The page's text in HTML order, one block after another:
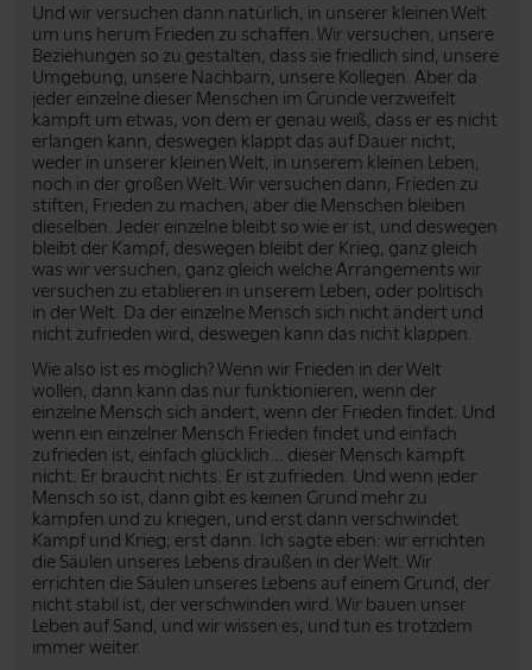
Und wir versuchen dann natürlich, in unserer kleinen Welt
um uns herum Frieden zu schaffen. Wir versuchen, unsere
Beziehungen so zu gestalten, dass sie friedlich sind, unsere
Umgebung, unsere Nachbarn, unsere Kollegen. Aber da
jeder einzelne dieser Menschen im Grunde verzweifelt
kämpft um etwas, von dem er genau weiß, dass er es nicht
erlangen kann, deswegen klappt das auf Dauer nicht,
weder in unserer kleinen Welt, in unserem kleinen Leben,
noch in der großen Welt. Wir versuchen dann, Frieden zu
stiften, Frieden zu machen, aber die Menschen bleiben
dieselben. Jeder einzelne bleibt so wie er ist, und deswegen
bleibt der Kampf, deswegen bleibt der Krieg, ganz gleich
was wir versuchen, ganz gleich welche Arrangements wir
versuchen zu etablieren in unserem Leben, oder politisch
in der Welt. Da der einzelne Mensch sich nicht ändert und
nicht zufrieden wird, deswegen kann das nicht klappen.
Wie also ist es möglich? Wenn wir Frieden in der Welt
wollen, dann kann das nur funktionieren, wenn der
einzelne Mensch sich ändert, wenn der Frieden findet. Und
wenn ein einzelner Mensch Frieden findet und einfach
zufrieden ist, einfach glücklich... dieser Mensch kämpft
nicht. Er braucht nichts. Er ist zufrieden. Und wenn jeder
Mensch so ist, dann gibt es keinen Grund mehr zu
kämpfen und zu kriegen, und erst dann verschwindet
Kampf und Krieg; erst dann. Ich sagte eben: wir errichten
die Säulen unseres Lebens draußen in der Welt. Wir
errichten die Säulen unseres Lebens auf einem Grund, der
nicht stabil ist, der verschwinden wird. Wir bauen unser
Leben auf Sand, und wir wissen es, und tun es trotzdem
immer weiter.